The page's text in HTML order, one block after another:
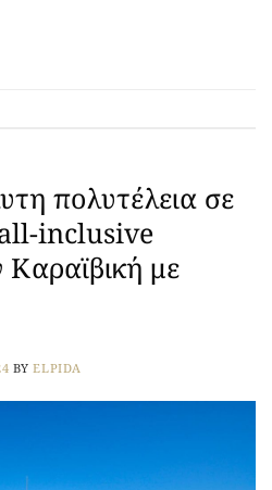
πολυτέλεια σε
all-inclusive
με
BYELPIDA